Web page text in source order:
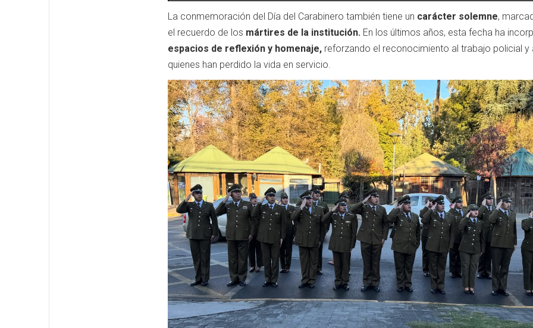
La conmemoración del Día del Carabinero también tiene un carácter solemne,
el recuerdo de los mártires de la institución. En los últimos años, esta fecha ha
espacios de reflexión y homenaje, reforzando el reconocimiento al trabajo policial y
quienes han perdido la vida en servicio.